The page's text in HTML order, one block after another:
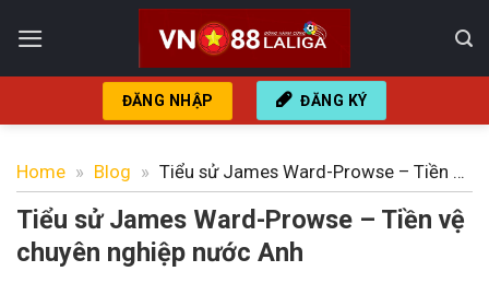
qua
nội
ĐĂNG NHẬP ĐĂNG KÝ
Home » Blog » Tiểu sử James Ward-Prowse – Tiền vệ
Tiểu sử James Ward-Prowse – Tiền vệ
chuyên nghiệp nước Anh